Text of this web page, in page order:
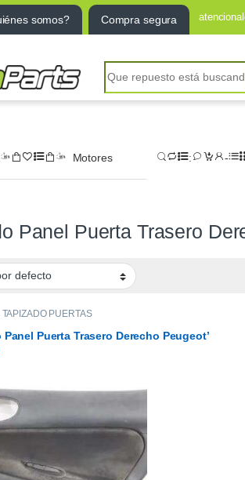
somos? Compra segura
Search for:
Panel Puerta Trasero
TAPIZADO PUERTAS
Panel Puerta Trasero Derecho Peugeot’
Motores